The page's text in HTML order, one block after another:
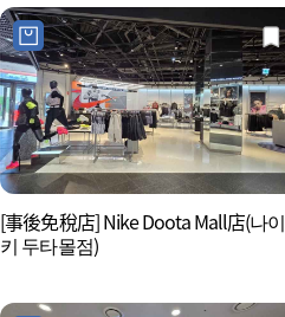
[事後免稅店] Nike Doota Mall店(나이
키 두타몰점)